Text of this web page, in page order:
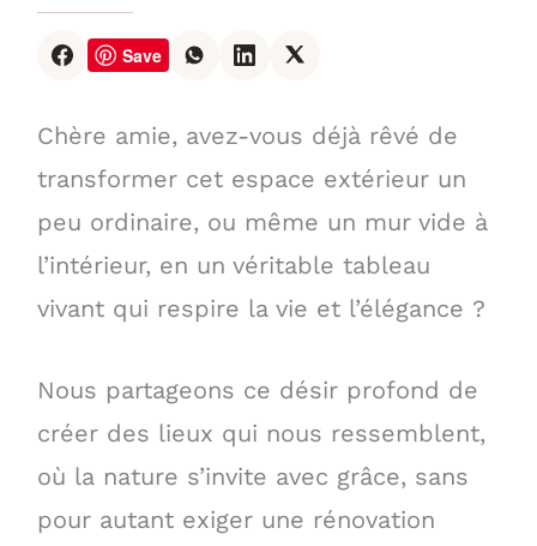
Save
Chère amie, avez-vous déjà rêvé de
transformer cet espace extérieur un
peu ordinaire, ou même un mur vide à
l’intérieur, en un véritable tableau
vivant qui respire la vie et l’élégance ?
Nous partageons ce désir profond de
créer des lieux qui nous ressemblent,
où la nature s’invite avec grâce, sans
pour autant exiger une rénovation